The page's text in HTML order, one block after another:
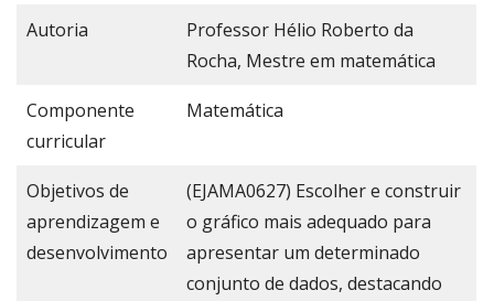
Autoria
Professor Hélio Roberto da
Rocha, Mestre em matemática
Componente
curricular
Matemática
Objetivos de
aprendizagem e
desenvolvimento
(EJAMA0627) Escolher e construir
o gráfico mais adequado para
apresentar um determinado
conjunto de dados, destacando